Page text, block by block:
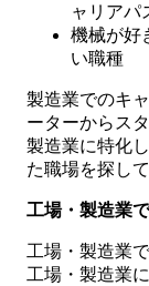
ャリアパ
機械が好
い職種
製造業でのキ
ーターからス
製造業に特化
た職場を探し
工場・製造業
工場・製造業
工場・製造業